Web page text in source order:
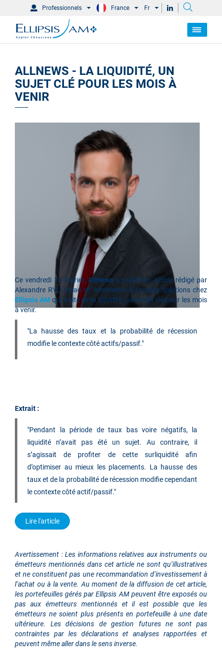
Professionnels France Fr
ALLNEWS - LA LIQUIDITÉ, UN
SUJET CLÉ POUR LES MOIS À
VENIR
Cevendredi 16 février, AllNewsa publié un article rédigé par
Alexandre RYO, Head of Alternative & Overlay Solutions chez
Ellipsis AM qui traite de la liquidité, une sujet clé pour les mois
à venir.
"La hausse des taux et la probabilité de récession
modifie le contexte côté actifs/passif."
Extrait :
"Pendant la période de taux bas voire négatifs, la
liquidité n’avait pas été un sujet. Au contraire, il
s’agissait de profiter de cette surliquidité afin
d’optimiser au mieux les placements. La hausse des
taux et de la probabilité de récession modifie cependant
le contexte côté actif/passif."
Lire l'article
Avertissement : Les informations relatives aux instruments ou
émetteurs mentionnés dans cet article ne sont qu’illustratives
et ne constituent pas une recommandation d’investissement à
l’achat ou à la vente. Au moment de la diffusion de cet article,
les portefeuilles gérés par Ellipsis AM peuvent être exposés ou
pas aux émetteurs mentionnés et il est possible que les
émetteurs ne soient plus présents en portefeuille à une date
ultérieure. Les décisions de gestion futures ne sont pas
contraintes par les déclarations et analyses rapportées et
peuvent même aller dans le sens inverse.